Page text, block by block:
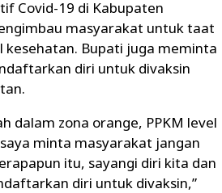
Covid-19 di Kabupaten
masyarakat untuk taat
Bupati juga meminta
diri untuk divaksin
dalam zona orange, PPKM level
minta masyarakat jangan
itu, sayangi diri kita dan
diri untuk divaksin,”